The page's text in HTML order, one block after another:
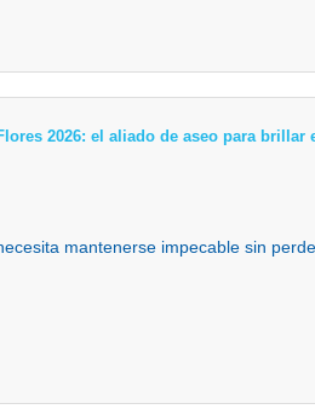
2026: el aliado de aseo para brillar
mantenerse impecable sin